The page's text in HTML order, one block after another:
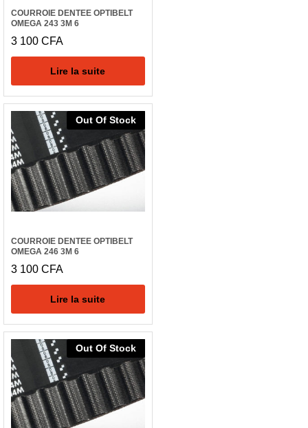
COURROIE DENTEE OPTIBELT
OMEGA 243 3M 6
3 100 CFA
Lire la suite
Out Of Stock
COURROIE DENTEE OPTIBELT
OMEGA 246 3M 6
3 100 CFA
Lire la suite
Out Of Stock